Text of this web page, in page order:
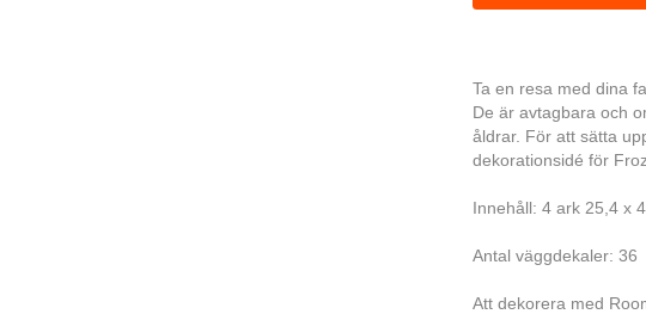
Ta en resa med dina
De är avtagbara och
åldrar. För att sätta
dekorationsidé för
Innehåll: 4 ark 25,4 x
Antal väggdekaler: 36
Att dekorera med